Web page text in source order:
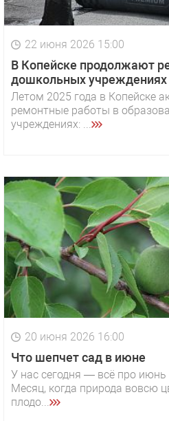
22 июня 2026 15:00
В Копейске продолжают
дошкольных учреждениях
Летом 2025 года в Копейске
ремонтные работы в
учреждениях: ...
20 июня 2026 16:00
Что шепчет сад в июне
У нас сегодня — всё про июнь
Месяц, когда природа вовсю
плодо...